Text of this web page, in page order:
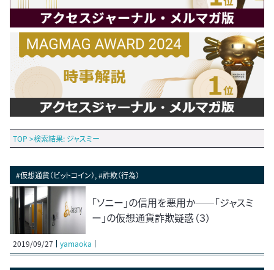
TOP >検索結果: ジャスミー
#仮想通貨（ビットコイン）, #詐欺（行為）
「ソニー」の信用を悪用か――「ジャスミ
ー」の仮想通貨詐欺疑惑（３）
2019/09/27 yamaoka